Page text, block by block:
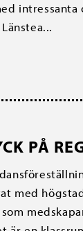
intressanta
PÅ
med